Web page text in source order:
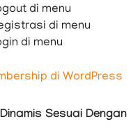
di menu
di menu
di menu
di WordPress
Sesuai Dengan